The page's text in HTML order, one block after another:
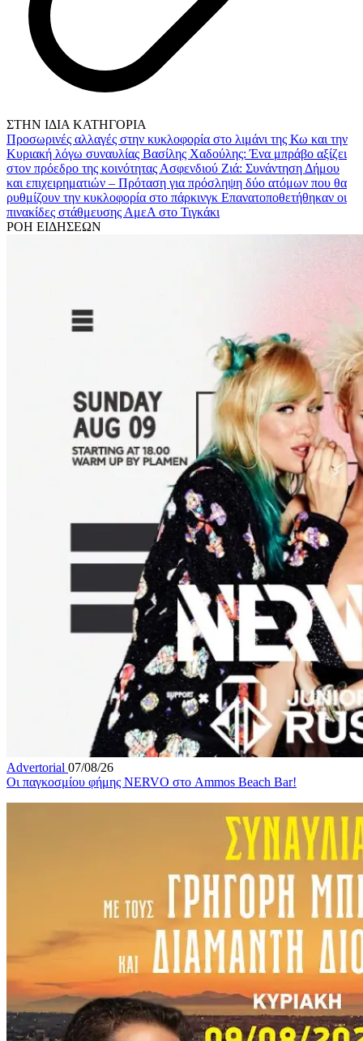
ΣΤΗΝ ΙΔΙΑ ΚΑΤΗΓΟΡΙΑ
Προσωρινές αλλαγές στην κυκλοφορία στο λιμάνι της Κω και την
Κυριακή λόγω συναυλίας Βασίλης Χαδούλης: Ένα μπράβο αξίζει
στον πρόεδρο της κοινότητας Ασφενδιού Ζιά: Συνάντηση Δήμου
και επιχειρηματιών – Πρόταση για πρόσληψη δύο ατόμων που θα
ρυθμίζουν την κυκλοφορία στο πάρκινγκ Επανατοποθετήθηκαν οι
πινακίδες στάθμευσης ΑμεΑ στο Τιγκάκι
ΡΟΗ ΕΙΔΗΣΕΩΝ
Advertorial 07/08/26
Οι παγκοσμίου φήμης NERVO στο Ammos Beach Bar!